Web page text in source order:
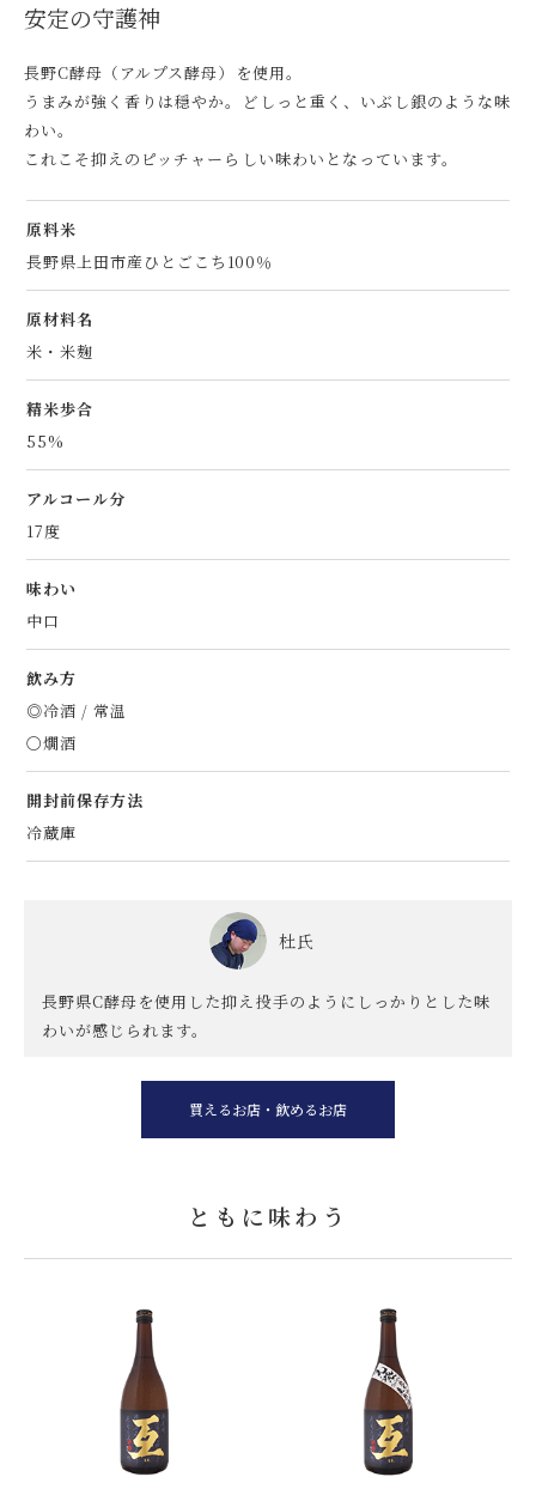
安定の守護神
長野C酵母（アルプス酵母）を使用。
うまみが強く香りは穏やか。どしっと重く、いぶし銀のような味
わい。
これこそ抑えのピッチャーらしい味わいとなっています。
原料米
長野県上田市産ひとごこち100％
原材料名
米・米麹
精米歩合
55%
アルコール分
17度
味わい
中口
飲み方
◎冷酒 / 常温
〇燗酒
開封前保存方法
冷蔵庫
杜氏
長野県C酵母を使用した抑え投手のようにしっかりとした味
わいが感じられます。
買えるお店・飲めるお店
ともに味わう